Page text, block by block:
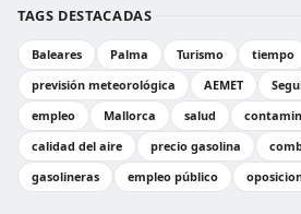
TAGS DESTACADAS
Baleares Palma Turismo
tiempo
previsión meteorológica
AEMET
empleo
Mallorca salud
calidad del aire
precio gasolina
gasolineras
empleo público